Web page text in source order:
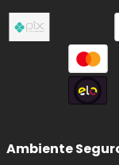
Ambiente